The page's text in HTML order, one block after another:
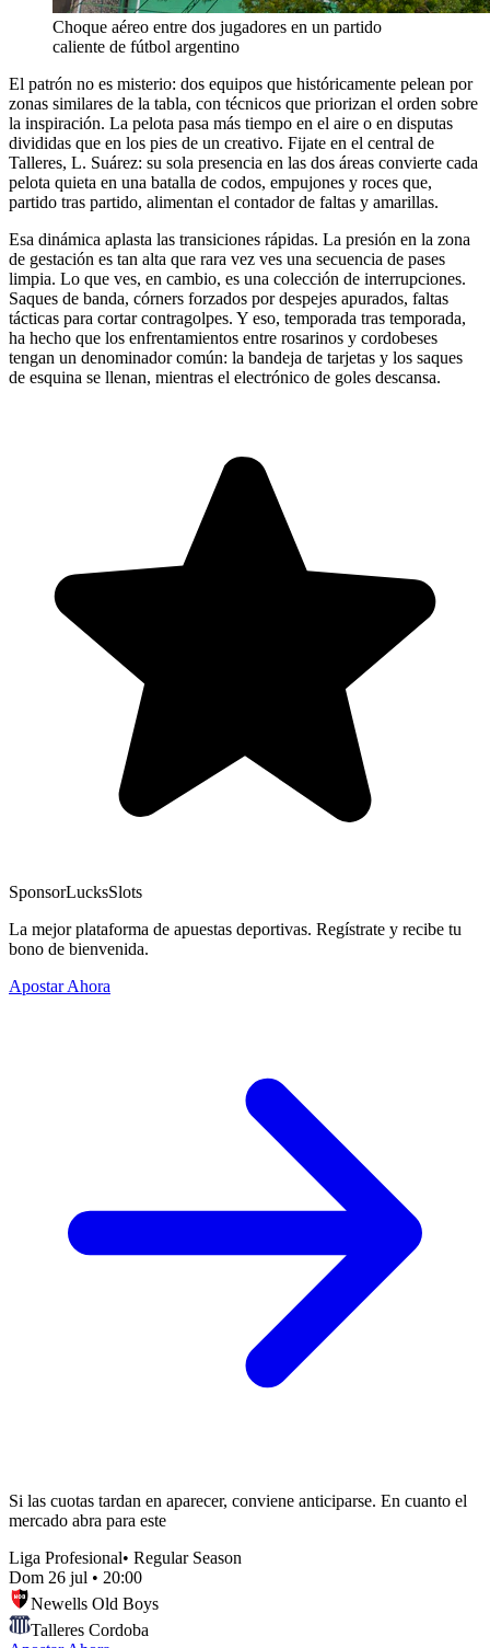
Choque aéreo entre dos jugadores en un partido
caliente de fútbol argentino
El patrón no es misterio: dos equipos que históricamente pelean por
zonas similares de la tabla, con técnicos que priorizan el orden sobre
la inspiración. La pelota pasa más tiempo en el aire o en disputas
divididas que en los pies de un creativo. Fijate en el central de
Talleres, L. Suárez: su sola presencia en las dos áreas convierte cada
pelota quieta en una batalla de codos, empujones y roces que,
partido tras partido, alimentan el contador de faltas y amarillas.
Esa dinámica aplasta las transiciones rápidas. La presión en la zona
de gestación es tan alta que rara vez ves una secuencia de pases
limpia. Lo que ves, en cambio, es una colección de interrupciones.
Saques de banda, córners forzados por despejes apurados, faltas
tácticas para cortar contragolpes. Y eso, temporada tras temporada,
ha hecho que los enfrentamientos entre rosarinos y cordobeses
tengan un denominador común: la bandeja de tarjetas y los saques
de esquina se llenan, mientras el electrónico de goles descansa.
SponsorLucksSlots
La mejor plataforma de apuestas deportivas. Regístrate y recibe tu
bono de bienvenida.
Apostar Ahora
Si las cuotas tardan en aparecer, conviene anticiparse. En cuanto el
mercado abra para este
Liga Profesional• Regular Season
Dom 26 jul • 20:00
Newells Old Boys
Talleres Cordoba